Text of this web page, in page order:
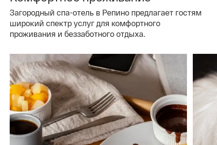
Загородный спа-отель в Репино предлагает гостям
широкий спектр услуг для комфортного
проживания и беззаботного отдыха.